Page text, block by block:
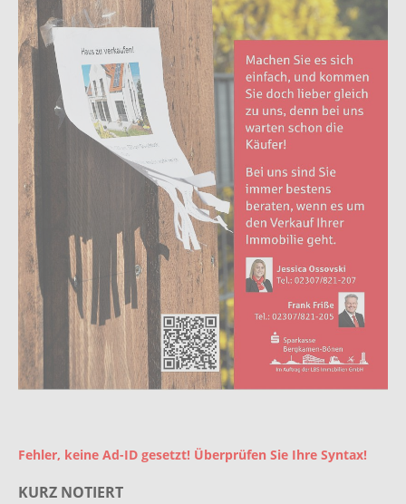
Fehler, keine Ad-ID gesetzt! Überprüfen Sie Ihre Syntax!
KURZ NOTIERT